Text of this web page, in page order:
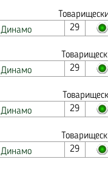
Динамо 29
Динамо 29
Динамо 29
Динамо 29